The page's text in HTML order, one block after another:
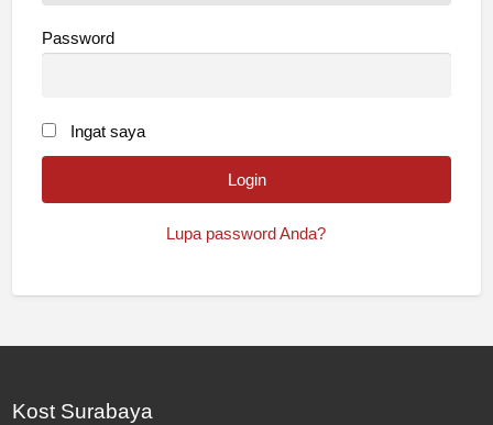
Password
Ingat saya
Lupa password Anda?
Kost Surabaya